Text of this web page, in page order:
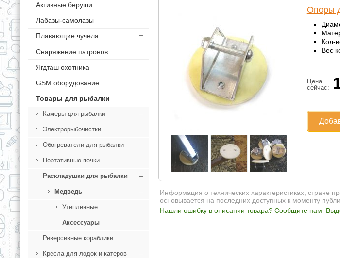
Активные беруши
Лабазы-самолазы
Плавающие чучела
Снаряжение патронов
Ягдташ охотника
GSM оборудование
Товары для рыбалки
Камеры для рыбалки
Электрорыбочистки
Обогреватели для рыбалки
Портативные печки
Раскладушки для рыбалки
Медведь
Утепленные
Аксессуары
Реверсивные кораблики
Кресла для лодок и катеров
Опоры
Кол-
Вес
Цена
сейчас:
Информация о технических характеристиках, стране
основывается на последних доступных к моменту
Нашли ошибку в описании товара? Сообщите нам!